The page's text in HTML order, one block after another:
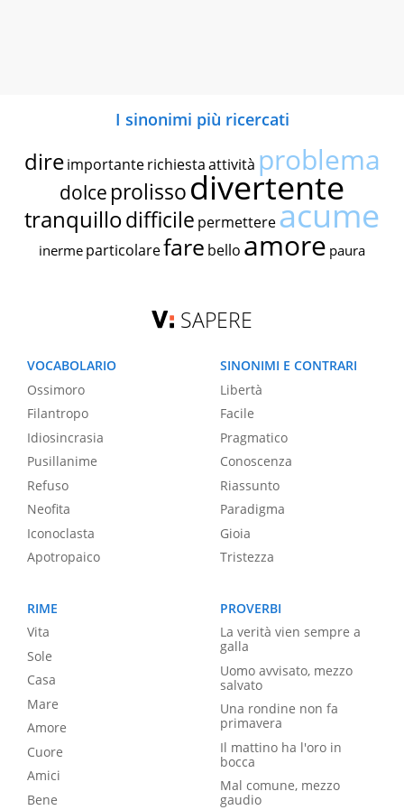
I sinonimi più ricercati
dire importante richiestaattività problema
dolce prolissodivertente
tranquillodifficile permettereacume
inerme particolarefare bello amore paura
SAPERE
VOCABOLARIO
Ossimoro
Filantropo
Idiosincrasia
Pusillanime
Refuso
Neofita
Iconoclasta
Apotropaico
SINONIMI E CONTRARI
Libertà
Facile
Pragmatico
Conoscenza
Riassunto
Paradigma
Gioia
Tristezza
RIME
Vita
Sole
Casa
Mare
Amore
Cuore
Amici
Bene
PROVERBI
La verità vien sempre a
galla
Uomo avvisato, mezzo
salvato
Una rondine non fa
primavera
Il mattino ha l'oro in
bocca
Mal comune, mezzo
gaudio